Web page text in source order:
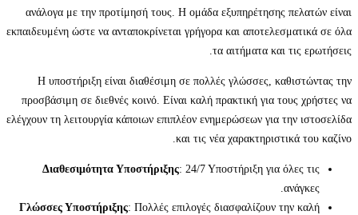
ανάλογα με την προτίμησή τους. Η ομάδα εξυπηρέτησης πελατών είναι
εκπαιδευμένη ώστε να ανταποκρίνεται γρήγορα και αποτελεσματικά σε όλα
τα αιτήματα και τις ερωτήσεις.
Η υποστήριξη είναι διαθέσιμη σε πολλές γλώσσες, καθιστώντας την
προσβάσιμη σε διεθνές κοινό. Είναι καλή πρακτική για τους χρήστες να
ελέγχουν τη λειτουργία κάποιων επιπλέον ενημερώσεων για την ιστοσελίδα
και τις νέα χαρακτηριστικά του καζίνο.
Διαθεσιμότητα Υποστήριξης: 24/7 Υποστήριξη για όλες τις
ανάγκες.
Γλώσσες Υποστήριξης: Πολλές επιλογές διασφαλίζουν την καλή